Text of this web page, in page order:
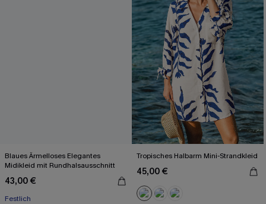
Blaues Ärmelloses Elegantes
Midikleid mit Rundhalsausschnitt
43,00 €
Festlich
Tropisches Halbarm Mini-Strandkleid
45,00 €